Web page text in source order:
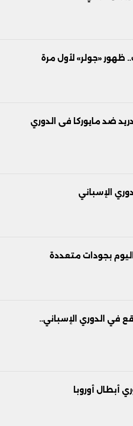
ظهور «جولر» لأول مرة
ريال مدريد ضد مايوركا فى الدوري
الإسباني
بجودات متعددة
في الدوري الإسباني..
أبطال أوروبا